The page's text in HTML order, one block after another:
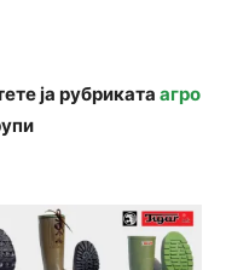
ја рубриката агро